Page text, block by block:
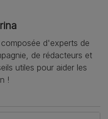
d'experts de
de rédacteurs et
utiles pour aider les
!